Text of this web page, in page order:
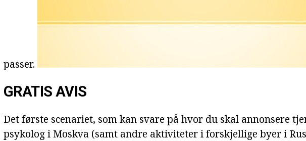
passer.
GRATIS AVIS
Det første scenariet, som kan svare på hvor du skal annonsere
psykolog i Moskva (samt andre aktiviteter i forskjellige byer i